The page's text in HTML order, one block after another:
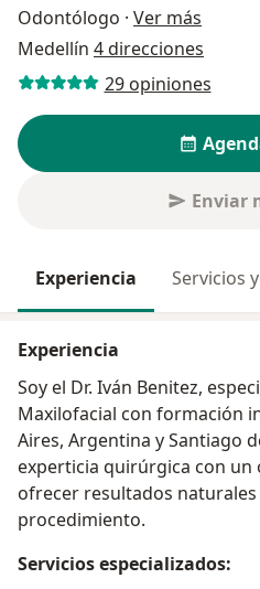
Odontólogo · Ver más
Medellín 4 direcciones
29 opiniones
Enviar
Experiencia Servicios
Experiencia
Soy el Dr. Iván Benitez,
Maxilofacial con formación
Aires, Argentina y Santiago
experticia quirúrgica con
ofrecer resultados
procedimiento.
Servicios especializados: